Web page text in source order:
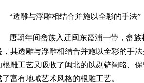
“透雕与浮雕相结合并施以全彩的手法”
唐朝年间畲族入迁闽东霞浦一带，畲
，其透雕与浮雕相结合并施以全彩的手
根雕工艺又吸收了闽北的以剔铲阔略、
了富有地域艺术风格的根雕工艺。